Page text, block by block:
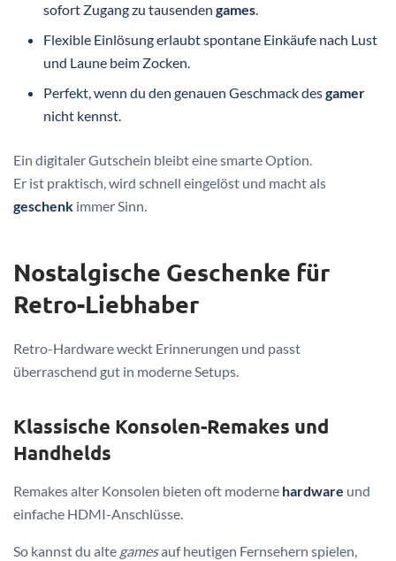
sofort Zugang zu tausendengames.
Flexible Einlösung erlaubt spontane Einkäufe nach Lust
und Laune beim Zocken.
Perfekt, wenn du den genauen Geschmack desgamer
nicht kennst.
Ein digitaler Gutschein bleibt eine smarte Option.
Er ist praktisch, wird schnell eingelöst und macht als
geschenk immer Sinn.
Nostalgische Geschenke für
Retro-Liebhaber
Retro-Hardware weckt Erinnerungen und passt
überraschend gut in moderne Setups.
Klassische Konsolen-Remakes und
Handhelds
Remakes alter Konsolen bieten oft moderne hardware und
einfache HDMI-Anschlüsse.
So kannst du alte gamesauf heutigen Fernsehern spielen,